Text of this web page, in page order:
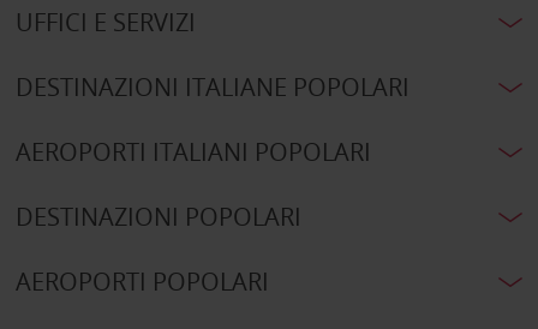
UFFICI E SERVIZI
DESTINAZIONI ITALIANE POPOLARI
AEROPORTI ITALIANI POPOLARI
DESTINAZIONI POPOLARI
AEROPORTI POPOLARI